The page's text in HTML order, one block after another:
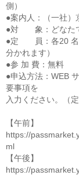
側）
●案内人：（一社
●対 象：どなたで
●定 員：各20 名
分かれます）
●参 加 費：無料
●申込方法：WEB
要事項を
入力ください。（
【午前】
https://
ml
【午後】
https://